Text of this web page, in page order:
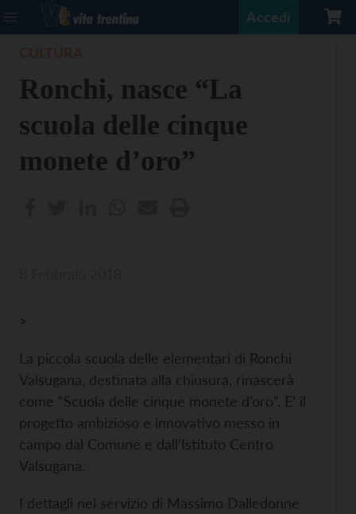
Accedi
Ronchi, nasce “La
scuola delle cinque
monete d’oro”
>
La piccola scuola delle elementari di Ronchi
Valsugana, destinata alla chiusura, rinascerà
come “Scuola delle cinque monete d’oro”. E’ il
progetto ambizioso e innovativo messo in
campo dal Comune e dall’Istituto Centro
Valsugana.
I dettagli nel servizio di Massimo Dalledonne